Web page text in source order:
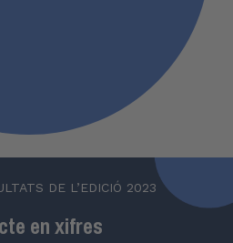
DE L’EDICIÓ 2023
en xifres